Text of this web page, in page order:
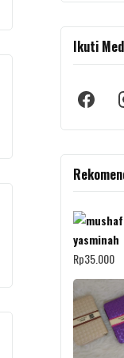
Ikuti
Rp35.000